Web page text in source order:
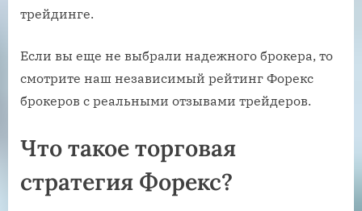
трейдинге.
Если вы еще не выбрали надежного брокера, то
смотрите наш независимый рейтинг Форекс
брокеров с реальными отзывами трейдеров.
Что такое торговая
стратегия Форекс?